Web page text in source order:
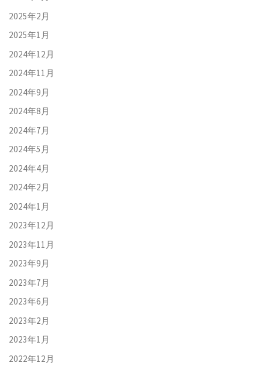
2025年2月
2025年1月
2024年12月
2024年11月
2024年9月
2024年8月
2024年7月
2024年5月
2024年4月
2024年2月
2024年1月
2023年12月
2023年11月
2023年9月
2023年7月
2023年6月
2023年2月
2023年1月
2022年12月